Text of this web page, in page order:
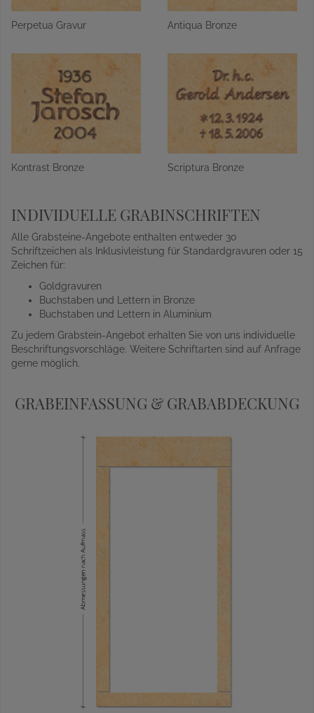
Perpetua Gravur Antiqua Bronze
Kontrast Bronze Scriptura Bronze
INDIVIDUELLE GRABINSCHRIFTEN
Alle Grabsteine-Angebote enthalten entweder 30
Schriftzeichen als Inklusivleistung für Standardgravuren oder 15
Zeichen für:
Goldgravuren
Buchstaben und Lettern in Bronze
Buchstaben und Lettern in Aluminium
Zu jedem Grabstein-Angebot erhalten Sie von uns individuelle
Beschriftungsvorschläge. Weitere Schriftarten sind auf Anfrage
gerne möglich.
GRABEINFASSUNG & GRABABDECKUNG